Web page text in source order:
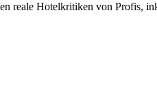
reale Hotelkritiken von Profis,